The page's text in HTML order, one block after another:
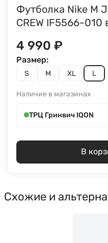
Футболка Nike M
CREW IF5566-010
4 990 ₽
S M XL L
Размер:
Наличие в магазинах
ТРЦ Гринвич IQON
В
Схожие и